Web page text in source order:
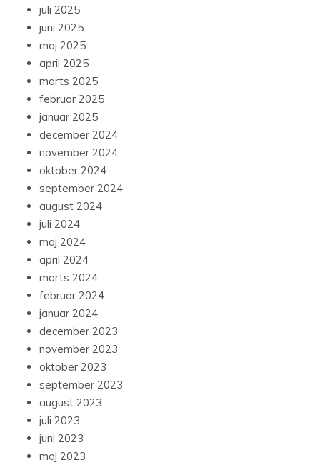
juli 2025
juni 2025
maj 2025
april 2025
marts 2025
februar 2025
januar 2025
december 2024
november 2024
oktober 2024
september 2024
august 2024
juli 2024
maj 2024
april 2024
marts 2024
februar 2024
januar 2024
december 2023
november 2023
oktober 2023
september 2023
august 2023
juli 2023
juni 2023
maj 2023